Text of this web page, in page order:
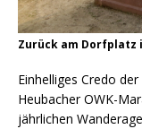
Zurück am Dorfplatz
Einhelliges Credo
Heubacher OWK-
jährlichen